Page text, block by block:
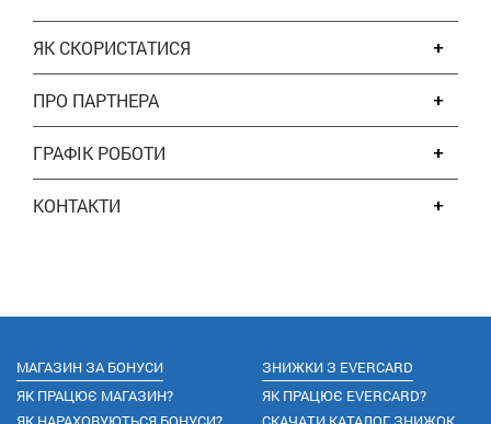
ЯК СКОРИСТАТИСЯ
ПРО ПАРТНЕРА
ГРАФІК РОБОТИ
КОНТАКТИ
МАГАЗИН ЗА БОНУСИ
ЯК ПРАЦЮЄ МАГАЗИН?
ЗНИЖКИ З EVERCARD
ЯК ПРАЦЮЄ EVERCARD?